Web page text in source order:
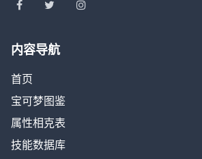
内容导航
首页
宝可梦图鉴
属性相克表
技能数据库